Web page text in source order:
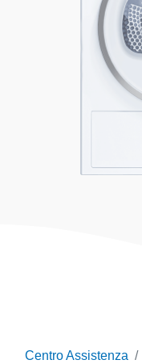
Centro Assistenza